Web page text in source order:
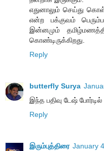
எதுனாலும் செய்து
என்ற பக்குவம்
இன்னமும்
கொண்டிருக்கிறது.
Reply
butterfly Surya
இந்த பதிவு டேஷ்
Reply
இரும்புத்திரை January